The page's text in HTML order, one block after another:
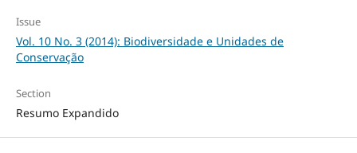
Issue
Vol. 10 No. 3 (2014): Biodiversidade e Unidades de
Conservação
Section
Resumo Expandido